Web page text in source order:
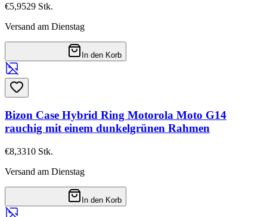
€5,9529 Stk.
Versand am Dienstag
In den Korb
Bizon Case Hybrid Ring Motorola Moto G14
rauchig mit einem dunkelgrünen Rahmen
€8,3310 Stk.
Versand am Dienstag
In den Korb